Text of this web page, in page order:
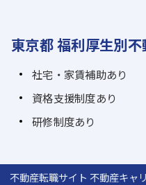
東京都 福利厚生別
社宅・家賃補助あり
資格支援制度あり
研修制度あり
不動産転職サイト 不動産キャ